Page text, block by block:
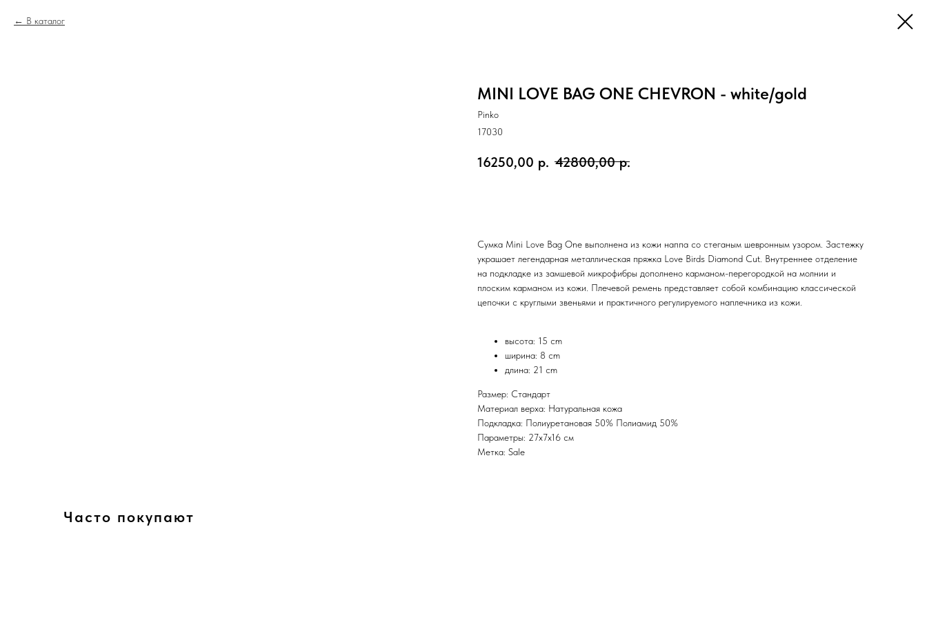
В каталог
MINI LOVE BAG ONE CHEVRON - white/gold
Pinko
17030
16250,00 р. 42800,00 р.
Сумка Mini Love Bag One выполнена из кожи наппа со стеганым шевронным узором. Застежку
украшает легендарная металлическая пряжка Love Birds Diamond Cut. Внутреннее отделение
на подкладке из замшевой микрофибры дополнено карманом-перегородкой на молнии и
плоским карманом из кожи. Плечевой ремень представляет собой комбинацию классической
цепочки с круглыми звеньями и практичного регулируемого наплечника из кожи.
высота: 15 cm
ширина: 8 cm
длина: 21 cm
Размер: Стандарт
Материал верха: Натуральная кожа
Подкладка: Полиуретановая 50% Полиамид 50%
Параметры: 27x7x16 см
Метка: Sale
Часто покупают